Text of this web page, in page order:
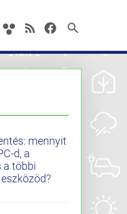
mennyit
d, a
a többi